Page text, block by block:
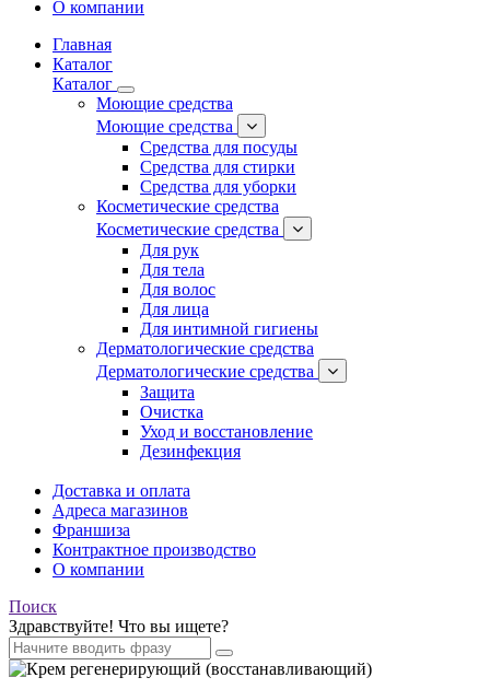
О компании
Главная
Каталог
Каталог
Моющие средства
Моющие средства
Средства для посуды
Средства для стирки
Средства для уборки
Косметические средства
Косметические средства
Для рук
Для тела
Для волос
Для лица
Для интимной гигиены
Дерматологические средства
Дерматологические средства
Защита
Очистка
Уход и восстановление
Дезинфекция
Доставка и оплата
Адреса магазинов
Франшиза
Контрактное производство
О компании
Поиск
Здравствуйте! Что вы ищете?